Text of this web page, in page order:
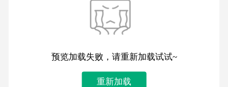
预览加载失败，请重新加载试试~
重新加载